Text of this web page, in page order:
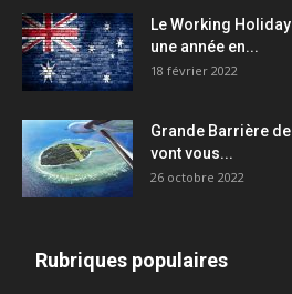
Le Working
une année en...
18 février 2022
Grande Barrière
vont vous...
26 octobre 2022
Rubriques populaires